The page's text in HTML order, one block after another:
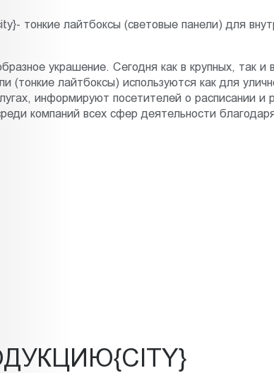
тонкие лайтбоксы (световые панели) для
украшение. Сегодня как в крупных, так и
(тонкие лайтбоксы) используются как для
информируют посетителей о расписании и
компаний всех сфер деятельности